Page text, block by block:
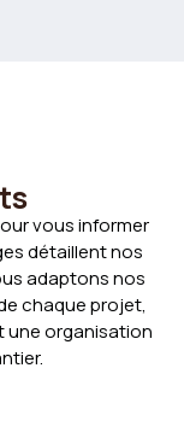
vous informer
détaillent nos
adaptons nos
chaque projet,
une organisation